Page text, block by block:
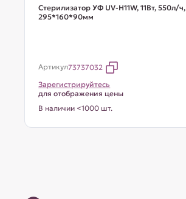
Стерилизатор УФ UV-H11W, 11Вт, 550л/ч,
295*160*90мм
Артикул73737032
Зарегистрируйтесь
для отображения цены
В наличии <1000 шт.